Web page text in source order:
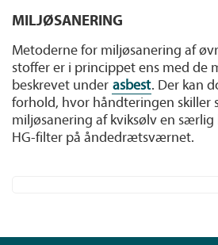
MILJØSANERING
Metoderne for miljøsanering af
stoffer er i princippet ens med de
beskrevet under asbest. Der kan
forhold, hvor håndteringen skiller
miljøsanering af kviksølv en særlig
HG-filter på åndedrætsværnet.